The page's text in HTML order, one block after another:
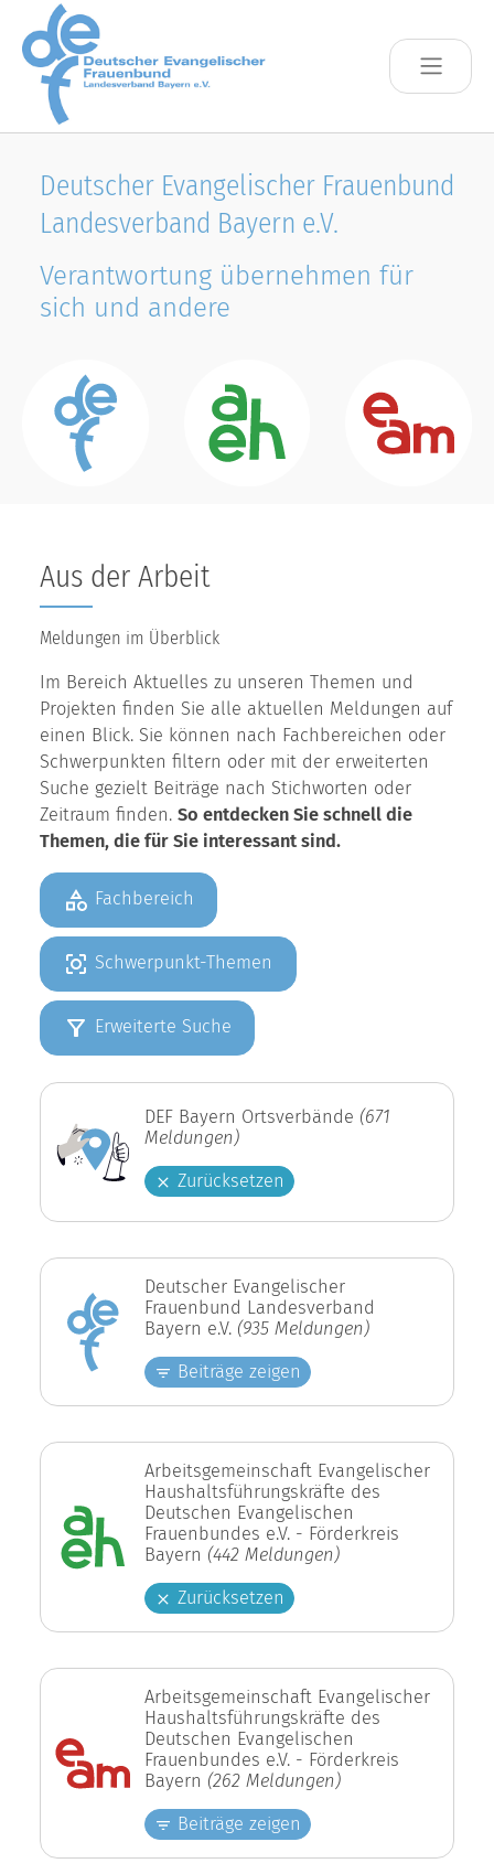
Skip to main content
Deutscher Evangelischer Frauenbund
Landesverband Bayern e.V.
Verantwortung übernehmen für
sich und andere
Aus der Arbeit
Meldungen im Überblick
Im Bereich Aktuelles zu unseren Themen und
Projekten finden Sie alle aktuellen Meldungen auf
einen Blick. Sie können nach Fachbereichen oder
Schwerpunkten filtern oder mit der erweiterten
Suche gezielt Beiträge nach Stichworten oder
Zeitraum finden. So entdecken Sie schnell die
Themen, die für Sie interessant sind.
Fachbereich
Schwerpunkt-Themen
Erweiterte Suche
DEF Bayern Ortsverbände (671
Meldungen)
Zurücksetzen
Deutscher Evangelischer
Frauenbund Landesverband
Bayern e.V. (935 Meldungen)
Beiträge zeigen
Arbeitsgemeinschaft Evangelischer
Haushaltsführungskräfte des
Deutschen Evangelischen
Frauenbundes e.V. - Förderkreis
Bayern (442 Meldungen)
Zurücksetzen
Arbeitsgemeinschaft Evangelischer
Haushaltsführungskräfte des
Deutschen Evangelischen
Frauenbundes e.V. - Förderkreis
Bayern (262 Meldungen)
Beiträge zeigen